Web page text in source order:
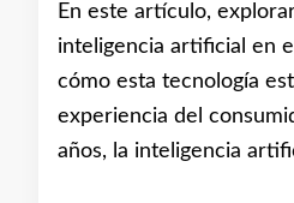
En este artículo,
inteligencia artificial en
cómo esta tecnología
experiencia del
años, la inteligencia